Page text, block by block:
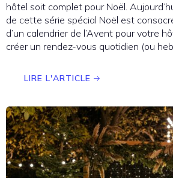
hôtel soit complet pour Noël.
de cette série spécial Noël est
d’un calendrier de l’Avent pour votre
créer un rendez-vous quotidien (ou
LIRE L'ARTICLE